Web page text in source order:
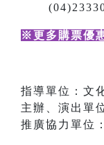
※更多購票優
指導單位：文
主辦、演出單
推廣協力單位